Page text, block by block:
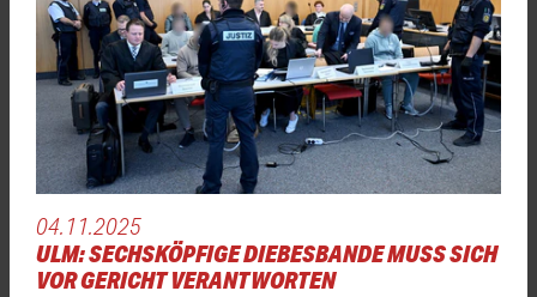
04.11.2025
ULM: SECHSKÖPFIGE DIEBESBANDE MUSS SICH
VOR GERICHT VERANTWORTEN